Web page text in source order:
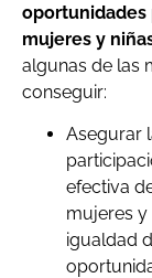
oportunidades
mujeres y
algunas de las
conseguir:
Asegurar
efectiva
mujeres y
igualdad